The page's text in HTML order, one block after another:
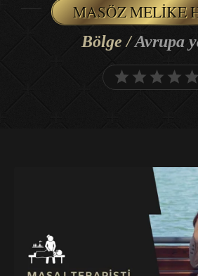
MASÖZ MELIKE
Bölge /Avrupa